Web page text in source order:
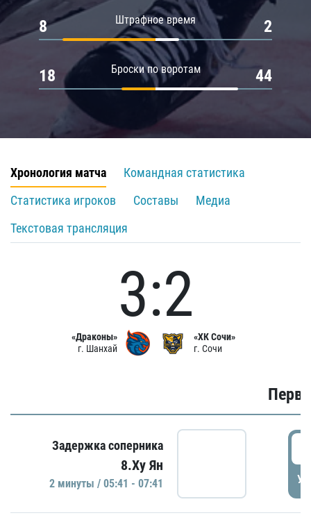
Штрафное время
8 2
Броски по воротам
18 44
Хронология матча
Командная статистика
Статистика игроков
Составы
Медиа
Текстовая трансляция
«Драконы»
г. Шанхай
3:2
«ХК Сочи»
г. Сочи
Задержка соперника
8.Ху Ян
2 минуты / 05:41 - 07:41